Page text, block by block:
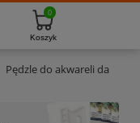
Pędzle do akwareli da
8:00 - 16:00